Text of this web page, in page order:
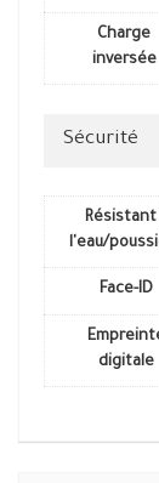
Charge
inversée
Sécurité
Résistant
l'eau/
Face-ID
digitale